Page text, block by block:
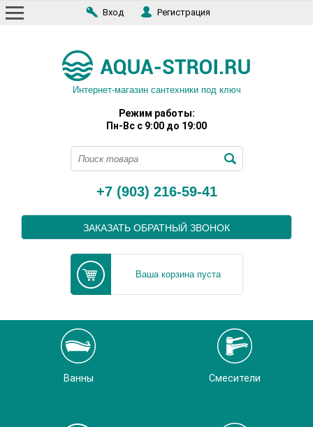
Вход Регистрация
Интернет-магазин сантехники под ключ
Режим работы:
Пн-Вс с 9:00 до 19:00
+7 (903) 216-59-41
ЗАКАЗАТЬ ОБРАТНЫЙ ЗВОНОК
Ваша корзина пуста
Ванны Смесители